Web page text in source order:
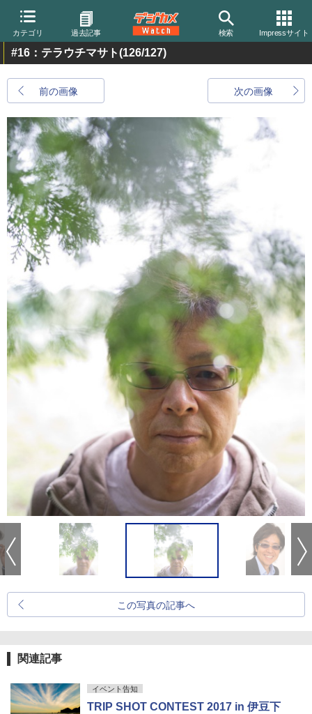
カテゴリ 過去記事 検索 Impressサイト
#16：テラウチマサト(126/127)
前の画像 次の画像
この写真の記事へ
関連記事
イベント告知
TRIP SHOT CONTEST 2017 in 伊豆下